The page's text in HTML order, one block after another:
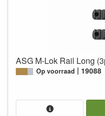
ASG M-Lok Rail Long
Op voorraad 19088